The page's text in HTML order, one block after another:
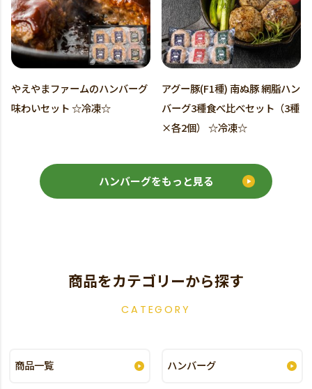
やえやまファームのハンバーグ
味わいセット ☆冷凍☆
アグー豚(F1種) 南ぬ豚 網脂ハン
バーグ3種食べ比べセット（3種
×各2個） ☆冷凍☆
ハンバーグをもっと見る
商品をカテゴリーから探す
CATEGORY
商品一覧 ハンバーグ